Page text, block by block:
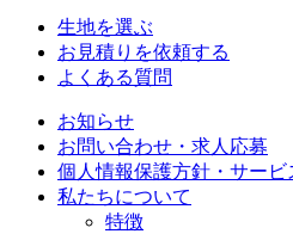
生地を選ぶ
お見積りを依頼する
よくある質問
お知らせ
お問い合わせ・求人応募
個人情報保護方針・サービ
私たちについて
特徴